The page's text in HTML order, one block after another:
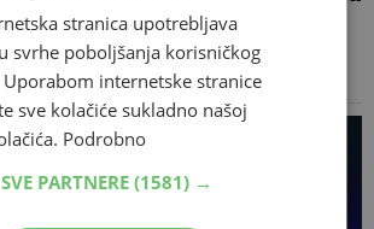
mjesta, počinje
rezultata
stranica upotrebljava
svrhe poboljšanja korisničkog
Uporabom internetske stranice
sve kolačiće sukladno našoj
Podrobno
PARTNERE (1581) →